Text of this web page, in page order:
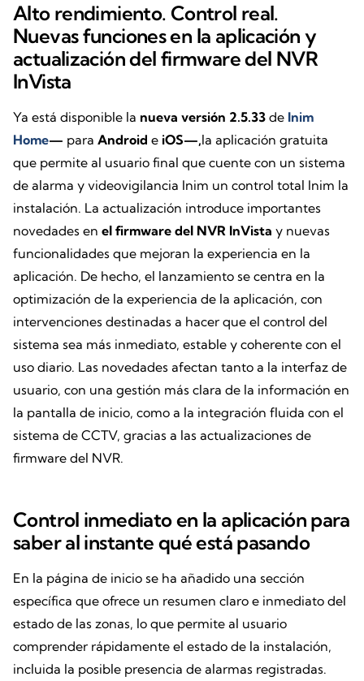
Alto rendimiento. Control real.
Nuevas funciones en la aplicación y
actualización del firmware del NVR
InVista
Ya está disponible la nueva versión 2.5.33 de Inim
Home— para Android e iOS—,la aplicación gratuita
que permite al usuario final que cuente con un sistema
de alarma y videovigilancia Inim un control total Inim la
instalación. La actualización introduce importantes
novedades en el firmware del NVR InVista y nuevas
funcionalidades que mejoran la experiencia en la
aplicación. De hecho, el lanzamiento se centra en la
optimización de la experiencia de la aplicación, con
intervenciones destinadas a hacer que el control del
sistema sea más inmediato, estable y coherente con el
uso diario. Las novedades afectan tanto a la interfaz de
usuario, con una gestión más clara de la información en
la pantalla de inicio, como a la integración fluida con el
sistema de CCTV, gracias a las actualizaciones de
firmware del NVR.
Control inmediato en la aplicación para
saber al instante qué está pasando
En la página de inicio se ha añadido una sección
específica que ofrece un resumen claro e inmediato del
estado de las zonas, lo que permite al usuario
comprender rápidamente el estado de la instalación,
incluida la posible presencia de alarmas registradas.